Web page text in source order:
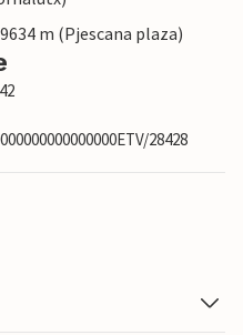
m (Pjescana plaza)
28428